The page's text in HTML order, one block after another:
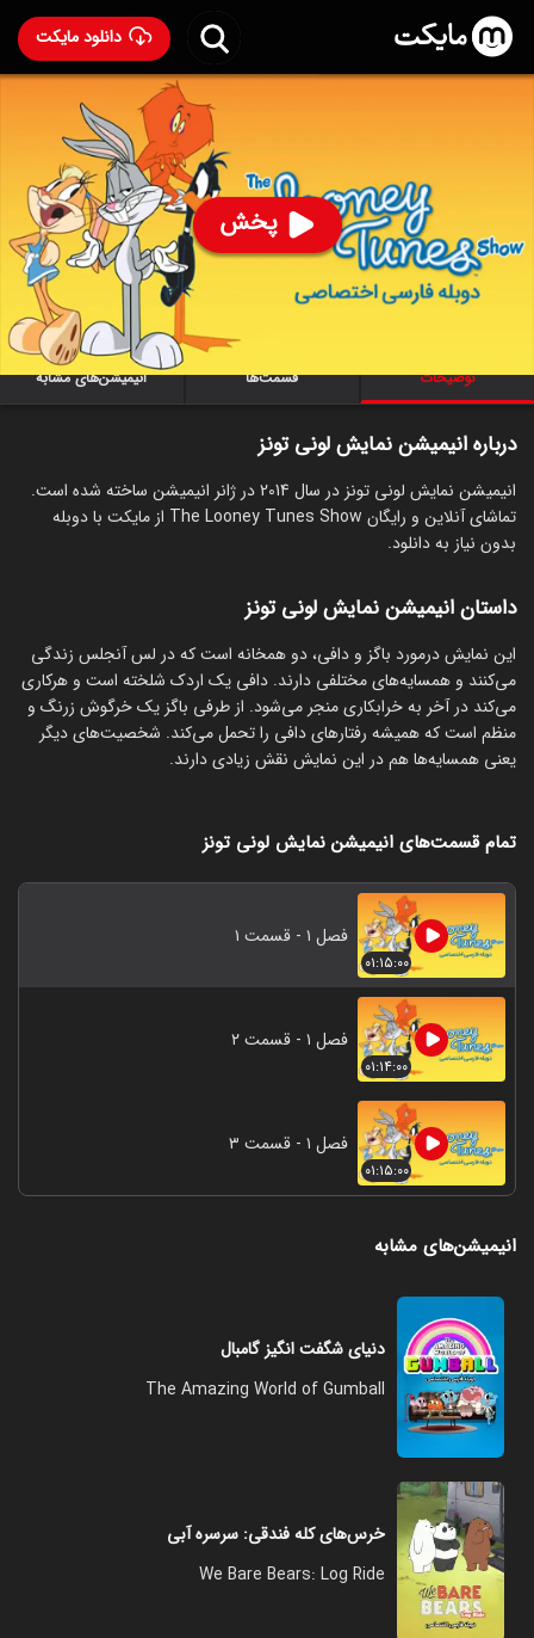
دانلود مایکت
پخش
انیمیشن نمایش لونی تونز با دوبله فارسی
- The Looney
88% ۷.۷
ساخت آمریکا سال 2014
رده سنی ۷+
سریال
انیمیشن ماجراجویی
توضیحات قسمت‌ها انیمیشن‌های مشابه
درباره انیمیشن نمایش لونی تونز
انیمیشن نمایش لونی تونز در سال 2014 در ژانر انیمیشن ساخته شده است.
تماشای آنلاین و رایگان The Looney Tunes Show از مایکت با دوبله
بدون نیاز به دانلود.
داستان انیمیشن نمایش لونی تونز
این نمایش درمورد باگز و دافی، دو همخانه است که در لس آنجلس زندگی
می‌کنند و همسایه‌های مختلفی دارند. دافی یک اردک شلخته است و هرکاری
می‌کند در آخر به خرابکاری منجر می‌شود. از طرفی باگز یک خرگوش زرنگ و
منظم است که همیشه رفتارهای دافی را تحمل می‌کند. شخصیت‌های دیگر
یعنی همسایه‌ها هم در این نمایش نقش زیادی دارند.
تمام قسمت‌های انیمیشن نمایش لونی تونز
۰۱:۱۵:۰۰
فصل ۱ - قسمت ۱
۰۱:۱۴:۰۰
فصل ۱ - قسمت ۲
۰۱:۱۵:۰۰
فصل ۱ - قسمت ۳
انیمیشن‌های مشابه
دنیای شگفت انگیز گامبال
The Amazing World of Gumball
خرس‌های کله‌‌ فندقی: سرسره آبی
We Bare Bears: Log Ride